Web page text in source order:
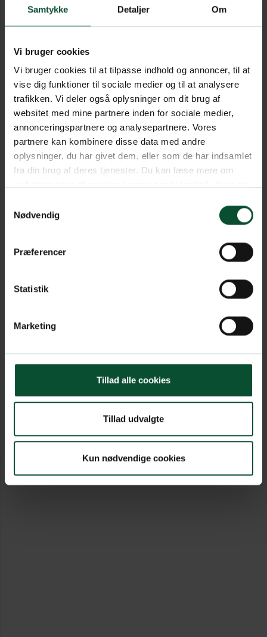
Samtykke Detaljer Om
Vi bruger cookies
Vi bruger cookies til at tilpasse indhold og annoncer, til at
vise dig funktioner til sociale medier og til at analysere
trafikken. Vi deler også oplysninger om dit brug af
websitet med mine partnere inden for sociale medier,
annonceringspartnere og analysepartnere. Vores
partnere kan kombinere disse data med andre
oplysninger, du har givet dem, eller som de har indsamlet
fra din brug af deres tjenester. Du kan læse mere om
Nødvendig
Præferencer
Statistik
Marketing
Tillad alle cookies
Tillad udvalgte
Kun nødvendige cookies